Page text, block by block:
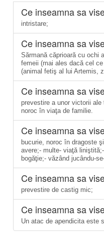
Ce inseamna sa
intristare;
Ce inseamna sa
Sărmană căprioară cu ochi
femeii (mai ales dacă cel
(animal fetiş al lui Artemis,
Ce inseamna sa
prevestire a unor victorii
noroc în viaţa de familie.
Ce inseamna sa
bucurie, noroc în dragoste
avere;- multe- viaţă
bogăţie;- văzând jucându-
Ce inseamna sa
prevestire de castig mic;
Ce inseamna sa
Un atac de apendicita este